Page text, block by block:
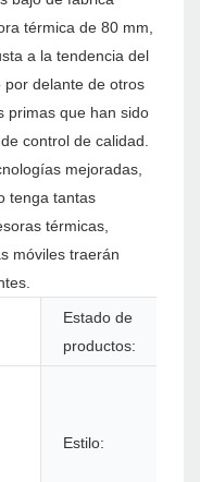
térmica de 80 mm,
a la tendencia del
por delante de otros
primas que han sido
control de calidad.
mejoradas,
tenga tantas
térmicas,
móviles traerán
Estado de
productos:
Estilo: